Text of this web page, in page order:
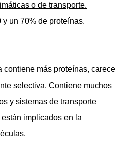
o de transporte.
un 70% de proteínas.
contiene más proteínas, carece
selectiva. Contiene muchos
y sistemas de transporte
implicados en la